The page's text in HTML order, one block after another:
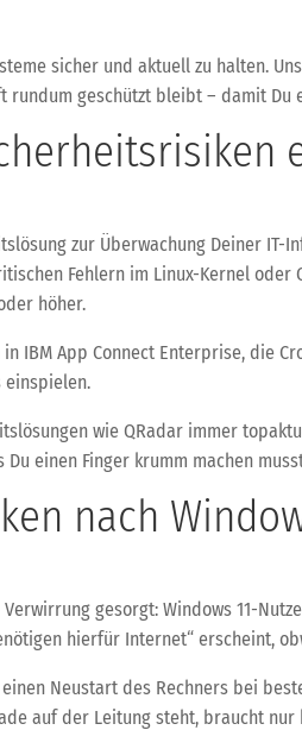
sicher und aktuell zu halten.
rundum geschützt bleibt – damit
zur Überwachung Deiner
Fehlern im Linux-Kernel
höher.
IBM App Connect Enterprise, die
einspielen.
wie QRadar immer
einen Finger krumm machen
nach
gesorgt: Windows 11-
hierfür Internet“ erscheint,
Neustart des Rechners bei
auf der Leitung steht, braucht